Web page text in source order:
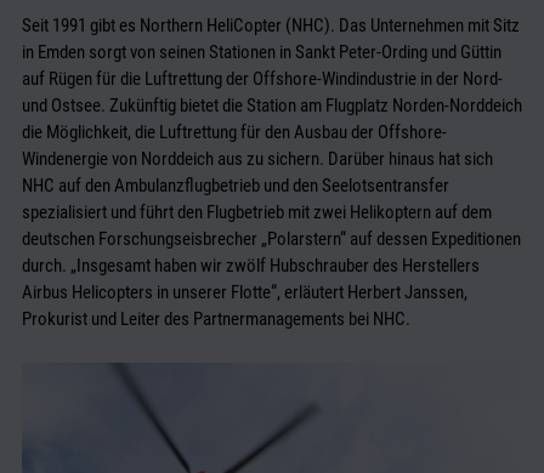
Seit 1991 gibt es Northern HeliCopter (NHC). Das Unternehmen mit Sitz
in Emden sorgt von seinen Stationen in Sankt Peter-Ording und Güttin
auf Rügen für die Luftrettung der Offshore-Windindustrie in der Nord-
und Ostsee. Zukünftig bietet die Station am Flugplatz Norden-Norddeich
die Möglichkeit, die Luftrettung für den Ausbau der Offshore-
Windenergie von Norddeich aus zu sichern. Darüber hinaus hat sich
NHC auf den Ambulanzflugbetrieb und den Seelotsentransfer
spezialisiert und führt den Flugbetrieb mit zwei Helikoptern auf dem
deutschen Forschungseisbrecher „Polarstern“ auf dessen Expeditionen
durch. „Insgesamt haben wir zwölf Hubschrauber des Herstellers
Airbus Helicopters in unserer Flotte“, erläutert Herbert Janssen,
Prokurist und Leiter des Partnermanagements bei NHC.